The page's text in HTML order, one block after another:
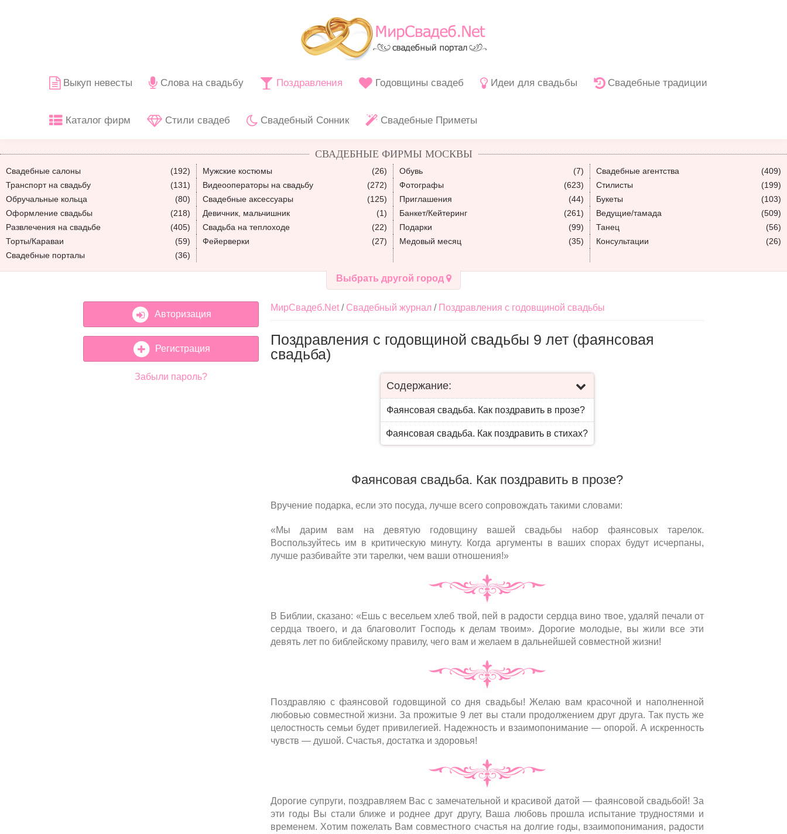
Выкуп невесты Слова на свадьбу Поздравления Годовщины свадеб Идеи для свадьбы Свадебные традиции
Каталог фирм Стили свадеб Свадебный Сонник Свадебные Приметы
СВАДЕБНЫЕ ФИРМЫ МОСКВЫ
Свадебные салоны (192) Мужские костюмы (26) Обувь (7) Свадебные агентства
(409)
Транспорт на свадьбу
(131) Видеооператоры на свадьбу (272) Фотографы (623) Стилисты
(199)
Обручальные кольца
(80) Свадебные аксессуары (125) Приглашения (44) Букеты
(103)
Оформление свадьбы
(218) Девичник, мальчишник (1) Банкет/Кейтеринг (261) Ведущие/тамада
(509)
Развлечения на свадьбе
(405) Свадьба на теплоходе (22) Подарки (99) Танец
(56)
Торты/Караваи
(59) Фейерверки (27) Медовый месяц (35) Консультации
(26)
Свадебные порталы
(36)
Выбрать другой город
МирСвадеб.Net Свадебный журнал Поздравления с годовщиной свадьбы
Поздравления с годовщиной свадьбы 9 лет (фаянсовая
свадьба)
Содержание:
Фаянсовая свадьба. Как поздравить в прозе?
Фаянсовая свадьба. Как поздравить в стихах?
Фаянсовая свадьба. Как поздравить в прозе?
Вручение подарка, если это посуда, лучше всего сопровождать такими словами:
«Мы дарим вам на девятую годовщину вашей свадьбы набор фаянсовых тарелок.
Воспользуйтесь им в критическую минуту. Когда аргументы в ваших спорах будут исчерпаны,
лучше разбивайте эти тарелки, чем ваши отношения!»
В Библии, сказано: «Ешь с весельем хлеб твой, пей в радости сердца вино твое, удаляй печали от
сердца твоего, и да благоволит Господь к делам твоим». Дорогие молодые, вы жили все эти
девять лет по библейскому правилу, чего вам и желаем в дальнейшей совместной жизни!
Поздравляю с фаянсовой годовщиной со дня свадьбы! Желаю вам красочной и наполненной
любовью совместной жизни. За прожитые 9 лет вы стали продолжением друг друга. Так пусть же
целостность семьи будет привилегией. Надежность и взаимопонимание — опорой. А искренность
чувств — душой. Счастья, достатка и здоровья!
Дорогие супруги, поздравляем Вас с замечательной и красивой датой — фаянсовой свадьбой! За
эти годы Вы стали ближе и роднее друг другу, Ваша любовь прошла испытание трудностями и
временем. Хотим пожелать Вам совместного счастья на долгие годы, взаимопонимания, радости
Авторизация
Регистрация
Забыли пароль?